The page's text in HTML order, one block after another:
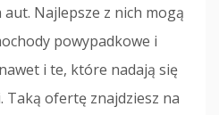
aut. Najlepsze z nich mogą
powypadkowe i
i te, które nadają się
Taką ofertę znajdziesz na